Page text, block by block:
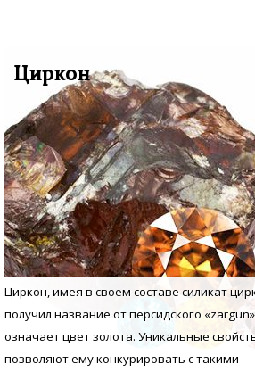
Циркон
Циркон, имея в своем составе силикат
получил название от персидского
означает цвет золота. Уникальные
позволяют ему конкурировать с такими